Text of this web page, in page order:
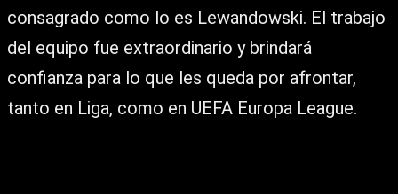
consagrado como lo es Lewandowski. El trabajo
del equipo fue extraordinario y brindará
confianza para lo que les queda por afrontar,
tanto en Liga, como en UEFA Europa League.